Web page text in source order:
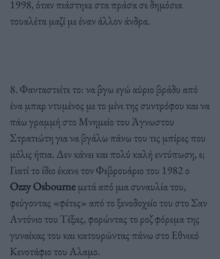
1998, όταν πιάστηκε στα πράσα σε δημόσια
τουαλέτα μαζί με έναν άλλον άνδρα.
8. Φανταστείτε το: να βγω εγώ αύριο βράδυ από
ένα μπαρ ντυμένος με το μίνι της συντρόφου και να
πάω γραμμή στο Μνημείο του Άγνωστου
Στρατιώτη για να βγάλω πάνω του τις μπίρες που
μόλις ήπια. Δεν κάνει και πολύ καλή εντύπωση, ε;
Γιατί το ίδιο έκανε τον Φεβρουάριο του 1982 ο
Ozzy Osbourne μετά από μια συναυλία του,
φεύγοντας «φέτες» από το ξενοδοχείο του στο Σαν
Αντόνιο του Τέξας, φορώντας το ροζ φόρεμα της
γυναίκας του και κατουρώντας πάνω στο Εθνικό
Κενοτάφιο του Αλαμο.